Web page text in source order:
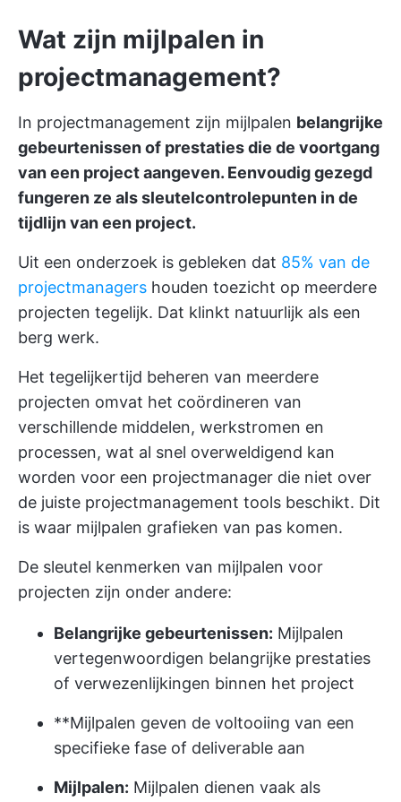
Wat zijn mijlpalen in
projectmanagement?
In projectmanagement zijn mijlpalen belangrijke
gebeurtenissen of prestaties die de voortgang
van een project aangeven. Eenvoudig gezegd
fungeren ze als sleutelcontrolepunten in de
tijdlijn van een project.
Uit een onderzoek is gebleken dat 85% van de
projectmanagers houden toezicht op meerdere
projecten tegelijk. Dat klinkt natuurlijk als een
berg werk.
Het tegelijkertijd beheren van meerdere
projecten omvat het coördineren van
verschillende middelen, werkstromen en
processen, wat al snel overweldigend kan
worden voor een projectmanager die niet over
de juiste projectmanagement tools beschikt. Dit
is waar mijlpalen grafieken van pas komen.
De sleutel kenmerken van mijlpalen voor
projecten zijn onder andere:
Belangrijke gebeurtenissen: Mijlpalen
vertegenwoordigen belangrijke prestaties
of verwezenlijkingen binnen het project
**Mijlpalen geven de voltooiing van een
specifieke fase of deliverable aan
Mijlpalen: Mijlpalen dienen vaak als